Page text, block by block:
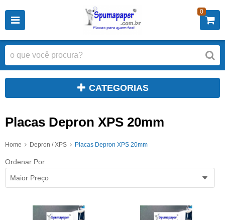
0
CATEGORIAS
Placas Depron XPS 20mm
Home Depron / XPS Placas Depron XPS 20mm
Ordenar Por
Maior Preço